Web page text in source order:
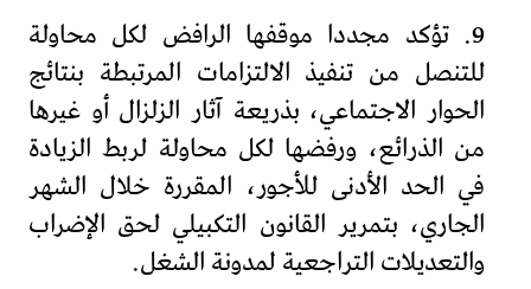
9. تؤكد مجددا موقفها الرافض لكل محاولة
للتنصل من تنفيذ الالتزامات المرتبطة بنتائج
الحوار الاجتماعي، بذريعة آثار الزلزال أو غيرها
من الذرائع، ورفضها لكل محاولة لربط الزيادة
في الحد الأدنى للأجور، المقررة خلال الشهر
الجاري، بتمرير القانون التكبيلي لحق الإضراب
والتعديلات التراجعية لمدونة الشغل.